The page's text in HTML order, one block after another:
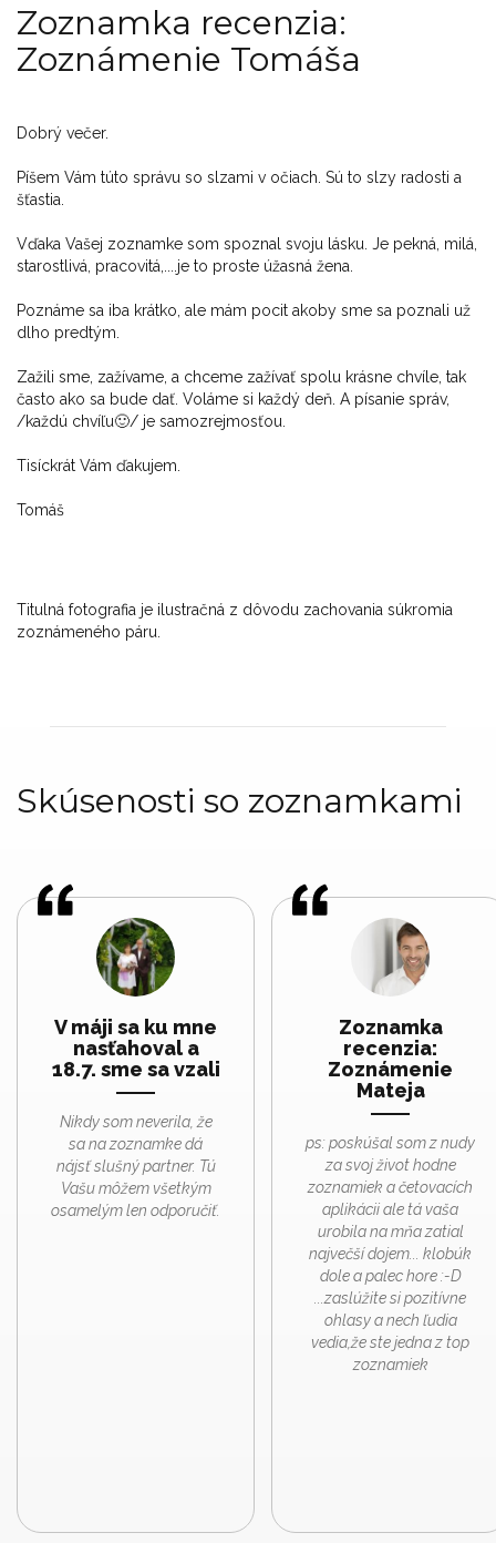
Zoznamka recenzia:
Zoznámenie Tomáša
Dobrý večer.
Píšem Vám túto správu so slzami v očiach. Sú to slzy radosti a
šťastia.
Vďaka Vašej zoznamke som spoznal svoju lásku. Je pekná, milá,
starostlivá, pracovitá,....je to proste úžasná žena.
Poznáme sa iba krátko, ale mám pocit akoby sme sa poznali už
dlho predtým.
Zažili sme, zažívame, a chceme zažívať spolu krásne chvíle, tak
často ako sa bude dať. Voláme si každý deň. A písanie správ,
/každú chvíľu🙂/ je samozrejmosťou.
Tisíckrát Vám ďakujem.
Tomáš
Titulná fotografia je ilustračná z dôvodu zachovania súkromia
zoznámeného páru.
Skúsenosti so zoznamkami
V máji sa ku mne
nasťahoval a
18.7. sme sa vzali
Nikdy som neverila, že
sa na zoznamke dá
nájsť slušný partner. Tú
Vašu môžem všetkým
osamelým len odporučiť.
Zoznamka
recenzia:
Zoznámenie
Mateja
ps: poskúšal som z nudy
za svoj život hodne
zoznamiek a četovacích
aplikácii ale tá vaša
urobila na mňa zatial
največší dojem... klobúk
dole a palec hore :-D
...zaslúžite si pozitívne
ohlasy a nech ľudia
vedia,že ste jedna z top
zoznamiek